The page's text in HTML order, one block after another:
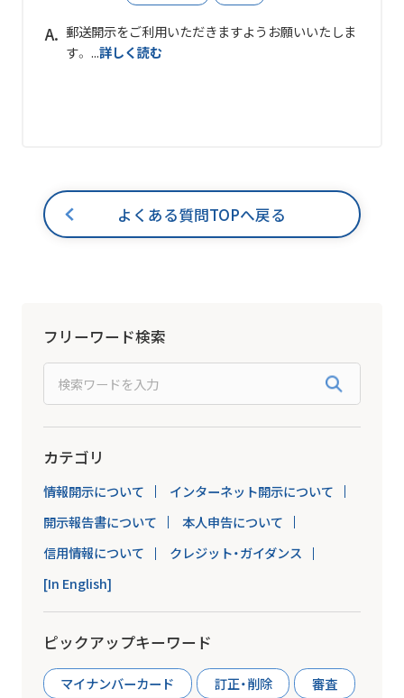
郵送開示をご利用いただきますようお願いいたしま
す。 ...詳しく読む
よくある質問TOPへ戻る
フリーワード検索
カテゴリ
情報開示について
インターネット開示について
開示報告書について
本人申告について
信用情報について
クレジット・ガイダンス
[In English]
ピックアップキーワード
マイナンバーカード 訂正・削除 審査